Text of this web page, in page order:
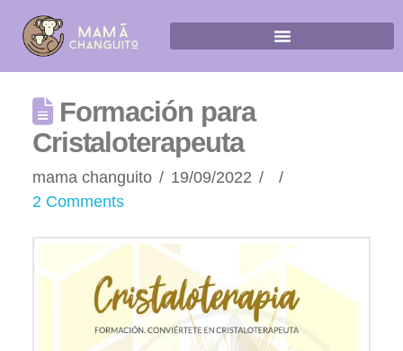
Formación para
Cristaloterapeuta
mama changuito
19/09/2022
2 Comments